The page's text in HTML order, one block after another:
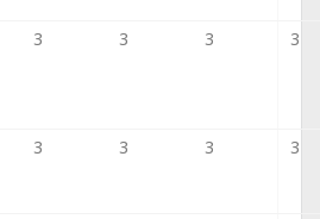
3 3 3 3
3 3 3 3